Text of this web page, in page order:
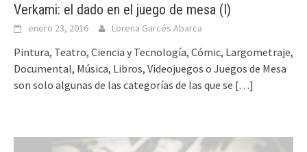
Verkami: el dado en el juego de mesa (I)
enero 23, 2016 Lorena Garcés Abarca
Pintura, Teatro, Ciencia y Tecnología, Cómic, Largometraje,
Documental, Música, Libros, Videojuegos o Juegos de Mesa
son solo algunas de las categorías de las que se […]